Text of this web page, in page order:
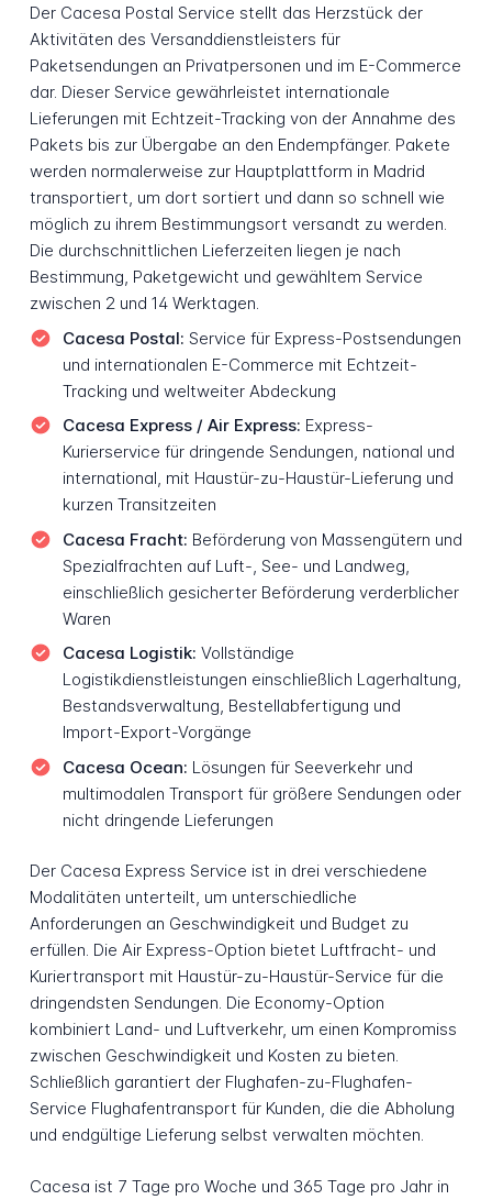
Der Cacesa Postal Service stellt das Herzstück der
Aktivitäten des Versanddienstleisters für
Paketsendungen an Privatpersonen und im E-Commerce
dar. Dieser Service gewährleistet internationale
Lieferungen mit Echtzeit-Tracking von der Annahme des
Pakets bis zur Übergabe an den Endempfänger. Pakete
werden normalerweise zur Hauptplattform in Madrid
transportiert, um dort sortiert und dann so schnell wie
möglich zu ihrem Bestimmungsort versandt zu werden.
Die durchschnittlichen Lieferzeiten liegen je nach
Bestimmung, Paketgewicht und gewähltem Service
zwischen 2 und 14 Werktagen.
Cacesa Postal: Service für Express-Postsendungen
und internationalen E-Commerce mit Echtzeit-
Tracking und weltweiter Abdeckung
Cacesa Express / Air Express: Express-
Kurierservice für dringende Sendungen, national und
international, mit Haustür-zu-Haustür-Lieferung und
kurzen Transitzeiten
Cacesa Fracht: Beförderung von Massengütern und
Spezialfrachten auf Luft-, See- und Landweg,
einschließlich gesicherter Beförderung verderblicher
Waren
Cacesa Logistik: Vollständige
Logistikdienstleistungen einschließlich Lagerhaltung,
Bestandsverwaltung, Bestellabfertigung und
Import-Export-Vorgänge
Cacesa Ocean: Lösungen für Seeverkehr und
multimodalen Transport für größere Sendungen oder
nicht dringende Lieferungen
Der Cacesa Express Service ist in drei verschiedene
Modalitäten unterteilt, um unterschiedliche
Anforderungen an Geschwindigkeit und Budget zu
erfüllen. Die Air Express-Option bietet Luftfracht- und
Kuriertransport mit Haustür-zu-Haustür-Service für die
dringendsten Sendungen. Die Economy-Option
kombiniert Land- und Luftverkehr, um einen Kompromiss
zwischen Geschwindigkeit und Kosten zu bieten.
Schließlich garantiert der Flughafen-zu-Flughafen-
Service Flughafentransport für Kunden, die die Abholung
und endgültige Lieferung selbst verwalten möchten.
Cacesa ist 7 Tage pro Woche und 365 Tage pro Jahr in